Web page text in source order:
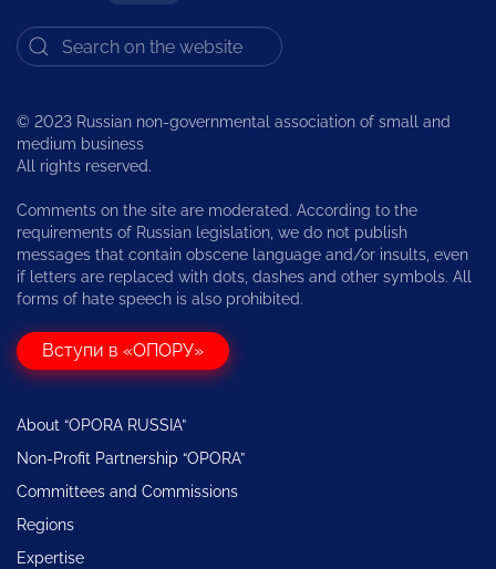
© 2023 Russian non-governmental association of small and
medium business
All rights reserved.
Comments on the site are moderated. According to the
requirements of Russian legislation, we do not publish
messages that contain obscene language and/or insults, even
if letters are replaced with dots, dashes and other symbols. All
forms of hate speech is also prohibited.
Вступи в «ОПОРУ»
About “OPORA RUSSIA”
Non-Profit Partnership “OPORA”
Committees and Commissions
Regions
Expertise